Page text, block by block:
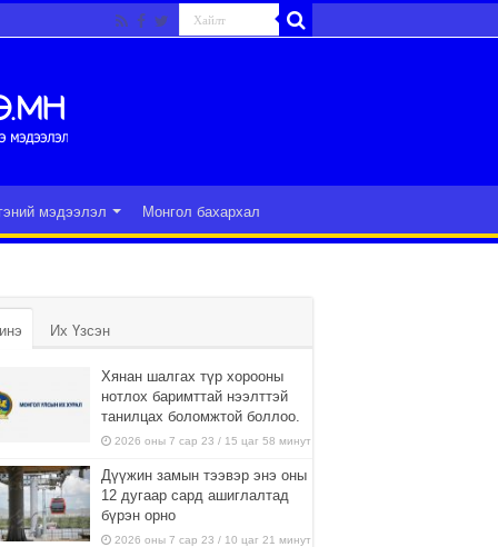
мэдээлэл Монгол бахархал
Их Үзсэн
Хянан шалгах түр хорооны
нотлох баримттай нээлттэй
танилцах боломжтой боллоо.
2026 оны 7 сар 23 / 15 цаг 58 минут
Дүүжин замын тээвэр энэ оны
12 дугаар сард ашиглалтад
бүрэн орно
2026 оны 7 сар 23 / 10 цаг 21 минут